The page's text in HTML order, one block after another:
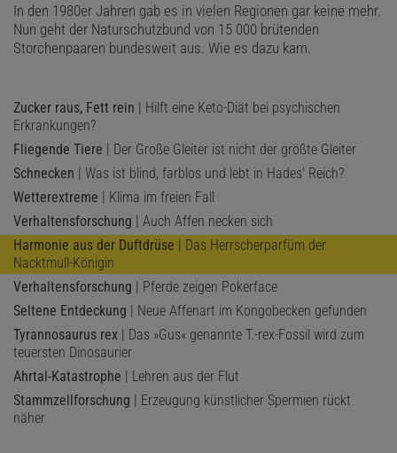
In den 1980er Jahren gab es in vielen Regionen gar keine mehr.
Nun geht der Naturschutzbund von 15 000 brütenden
Storchenpaaren bundesweit aus. Wie es dazu kam.
Zucker raus, Fett rein | Hilft eine Keto-Diät bei psychischen
Erkrankungen?
Fliegende Tiere | Der Große Gleiter ist nicht der größte Gleiter
Schnecken | Was ist blind, farblos und lebt in Hades' Reich?
Wetterextreme | Klima im freien Fall
Verhaltensforschung | Auch Affen necken sich
Harmonie aus der Duftdrüse | Das Herrscherparfüm der
Nacktmull-Königin
Verhaltensforschung | Pferde zeigen Pokerface
Seltene Entdeckung | Neue Affenart im Kongobecken gefunden
Tyrannosaurus rex | Das »Gus« genannte T.-rex-Fossil wird zum
teuersten Dinosaurier
Ahrtal-Katastrophe | Lehren aus der Flut
Stammzellforschung | Erzeugung künstlicher Spermien rückt
näher